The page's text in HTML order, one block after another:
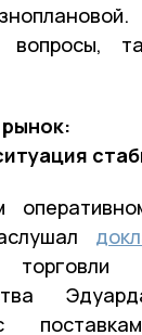
вопросы,